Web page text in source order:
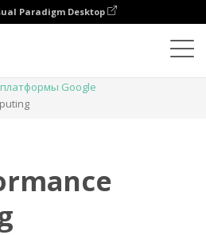
Paradigm Desktop
Google